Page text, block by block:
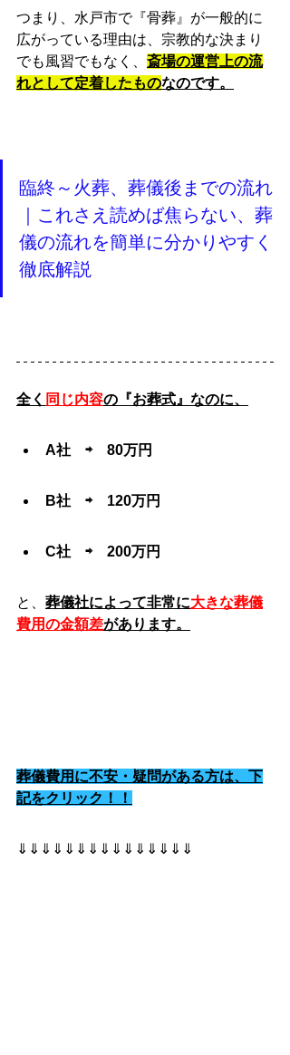
つまり、水戸市で『骨葬』が一般的に
広がっている理由は、宗教的な決まり
でも風習でもなく、斎場の運営上の流
れとして定着したものなのです。
臨終～火葬、葬儀後までの流れ
｜これさえ読めば焦らない、葬
儀の流れを簡単に分かりやすく
徹底解説
全く 同じ内容の『お葬式』なのに、
A社　⇨　80万円
B社　⇨　120万円
C社　⇨　200万円
と、 葬儀社によって非常に大きな葬儀
費用の金額差があります。
葬儀費用に不安・疑問がある方は、下
記をクリック！！
⇓⇓⇓⇓⇓⇓⇓⇓⇓⇓⇓⇓⇓⇓⇓